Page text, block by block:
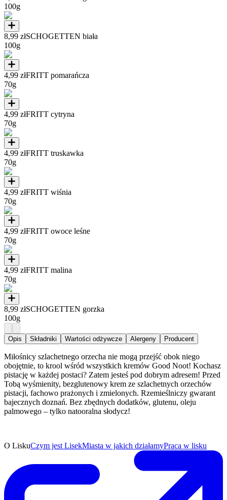
100g
8,99 złSCHOGETTEN biała
100g
4,99 złFRITT pomarańcza
70g
4,99 złFRITT cytryna
70g
4,99 złFRITT truskawka
70g
4,99 złFRITT wiśnia
70g
4,99 złFRITT owoce leśne
70g
4,99 złFRITT malina
70g
8,99 złSCHOGETTEN gorzka
100g
Opis Składniki Wartości odżywcze Alergeny Producent
Miłośnicy szlachetnego orzecha nie mogą przejść obok niego
obojętnie, to krool wśród wszystkich kremów Good Noot! Kochasz
pistację w każdej postaci? Zatem jesteś pod dobrym adresem! Przed
Tobą wyśmienity, bezglutenowy krem ze szlachetnych orzechów
pistacji, fachowo prażonych i zmielonych. Rzemieślniczy gwarant
bajecznych doznań. Bez zbędnych dodatków, glutenu, oleju
palmowego – tylko natooralna słodycz!
O LiskuCzym jest LisekMiasta w jakich działamyPraca w lisku